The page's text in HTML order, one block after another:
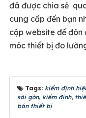
đã được chia sẻ
cung cấp đến bạn
cập website để đón
móc thiết bị đo
Tags: kiểm định
sài gòn, kiểm định,
bán thiết bị